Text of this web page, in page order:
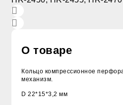
О товаре
Кольцо компрессионное
механизм.
D 22*15*3,2 мм